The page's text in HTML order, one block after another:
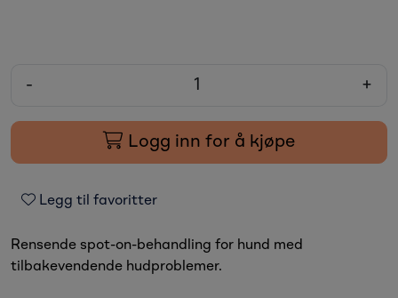
- +
Logg inn for å kjøpe
Legg til favoritter
Rensende spot-on-behandling for hund med
tilbakevendende hudproblemer.